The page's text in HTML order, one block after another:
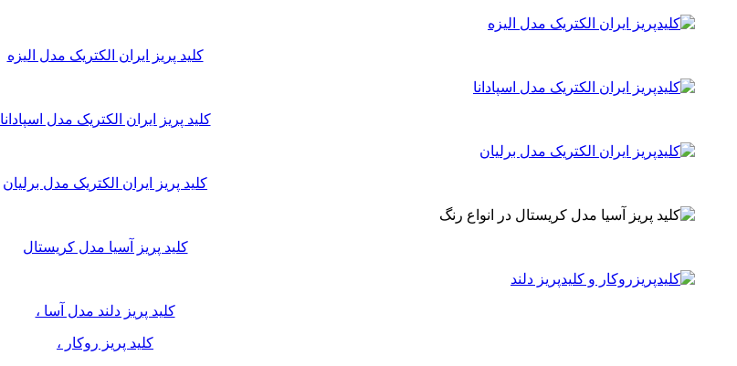
کلید پریز ایران الکتریک مدل الیزه
کلید پریز ایران الکتریک مدل اسپادانا
کلید پریز ایران الکتریک مدل برلیان
کلید پریز آسیا مدل کریستال
کلید پریز دلند مدل آسا ،
کلید پریز روکار ،